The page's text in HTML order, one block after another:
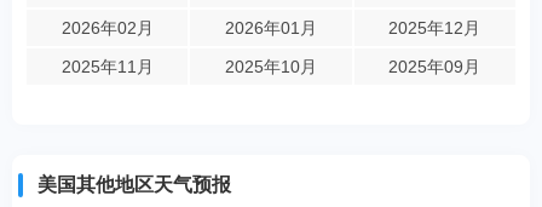
2026年02月
2026年01月
2025年12月
2025年11月
2025年10月 2025年09月
美国其他地区天气预报